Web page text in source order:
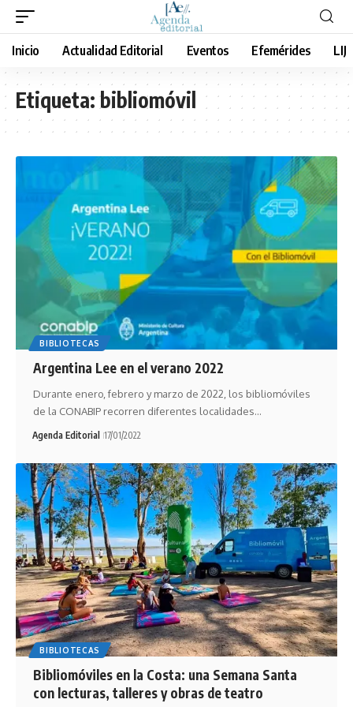
Inicio Actualidad Editorial Eventos Efemérides LIJ
Etiqueta:bibliomóvil
BIBLIOTECAS
Argentina Lee en el verano 2022
Durante enero, febrero y marzo de 2022, los bibliomóviles
de la CONABIP recorren diferentes localidades…
Agenda Editorial 17/01/2022
BIBLIOTECAS
Bibliomóviles en la Costa: una Semana Santa
con lecturas, talleres y obras de teatro